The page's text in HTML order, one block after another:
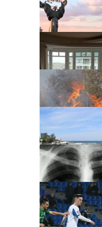
В Киеве
Ситуація з
Пожар на свалке
Куда поедут